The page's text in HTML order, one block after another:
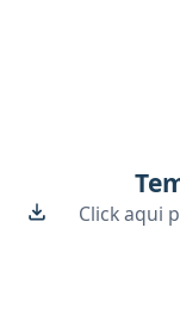
Click aqui